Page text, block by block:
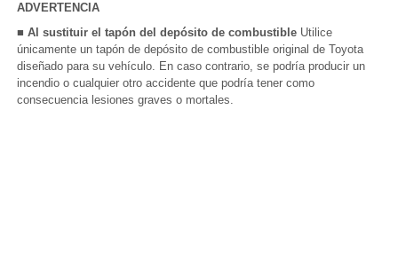
ADVERTENCIA
■ Al sustituir el tapón del depósito de combustible Utilice
únicamente un tapón de depósito de combustible original de Toyota
diseñado para su vehículo. En caso contrario, se podría producir un
incendio o cualquier otro accidente que podría tener como
consecuencia lesiones graves o mortales.